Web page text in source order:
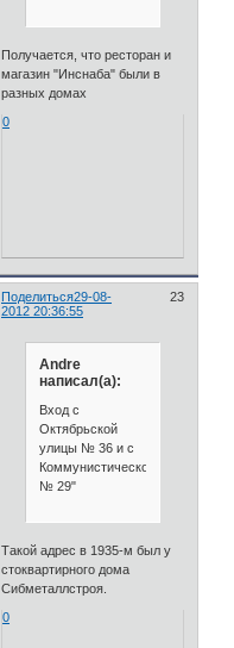
Получается, что ресторан и
магазин "Инснаба" были в
разных домах
0
Поделиться 23
29-08-
2012 20:36:55
Andre
написал(а):
Вход с
Октябрьской
улицы № 36 и с
Коммунистической
№ 29"
Такой адрес в 1935-м был у
стоквартирного дома
Сибметаллстроя.
0